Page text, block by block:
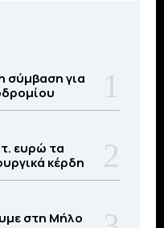
σύμβαση για
ευρώ τα
κέρδη
στη Μήλο